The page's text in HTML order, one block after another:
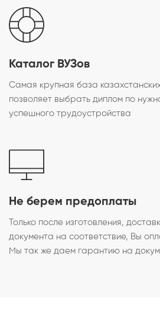
Каталог ВУЗов
Самая крупная база
позволяет выбрать диплом по
успешного трудоустройства
Не берем предоплаты
Только после изготовления,
документа на соответствие, Вы
Мы так же даем гарантию на